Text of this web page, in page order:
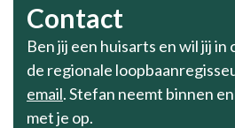
Contact
Ben jij een huisarts en wil jij
de regionale
email. Stefan neemt binnen
met je op.